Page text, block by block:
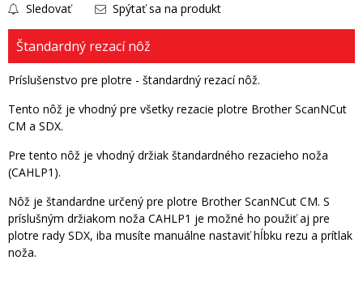
Sledovať Spýtať sa na produkt
Štandardný rezací nôž
Príslušenstvo pre plotre - štandardný rezací nôž.
Tento nôž je vhodný pre všetky rezacie plotre Brother ScanNCut
CM a SDX.
Pre tento nôž je vhodný držiak štandardného rezacieho noža
(CAHLP1).
Nôž je štandardne určený pre plotre Brother ScanNCut CM. S
príslušným držiakom noža CAHLP1 je možné ho použiť aj pre
plotre rady SDX, iba musíte manuálne nastaviť hĺbku rezu a prítlak
noža.